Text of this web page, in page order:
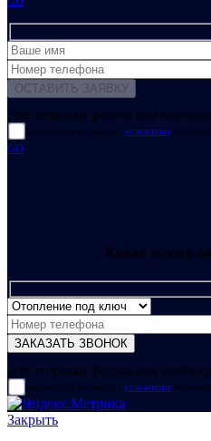
Для отправки формы вам
прочитал и согласен с условиями
GO
Какая услуга
Для отправки формы вам
прочитал и согласен с условиями
Закрыть